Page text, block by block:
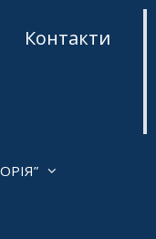
Контакти